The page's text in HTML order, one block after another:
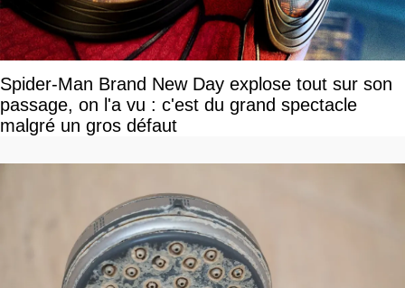
Spider-Man Brand New Day explose tout sur son
passage, on l'a vu : c'est du grand spectacle
malgré un gros défaut